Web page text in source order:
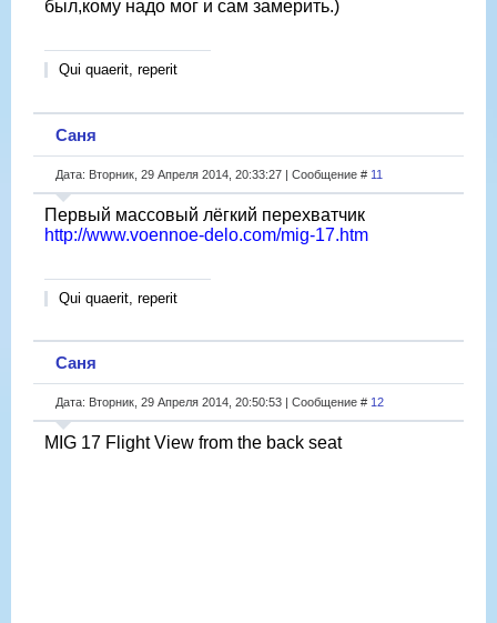
был,кому надо мог и сам замерить.)
Qui quaerit, reperit
Саня
Дата: Вторник, 29 Апреля 2014, 20:33:27 | Сообщение # 11
Первый массовый лёгкий перехватчик
http://www.voennoe-delo.com/mig-17.htm
Qui quaerit, reperit
Саня
Дата: Вторник, 29 Апреля 2014, 20:50:53 | Сообщение # 12
MIG 17 Flight View from the back seat